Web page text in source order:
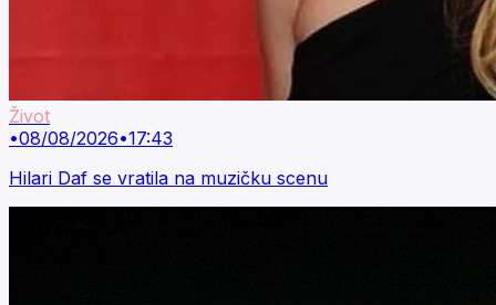
Život
•08/08/2026•17:43
Hilari Daf se vratila na muzičku scenu